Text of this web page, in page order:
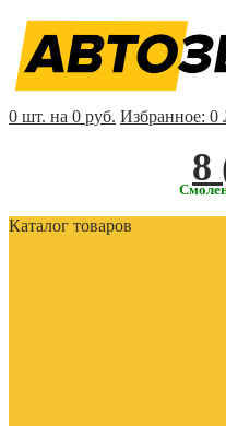
0 шт. на 0 руб. Избранное: 0
‎‎8
Каталог товаров